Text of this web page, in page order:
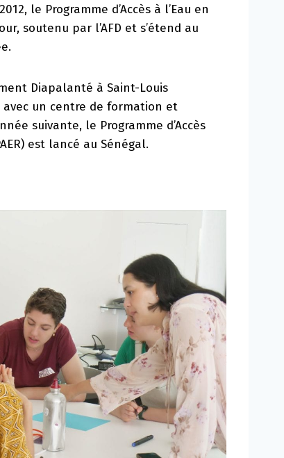
le Programme d’Accès à l’Eau en
soutenu par l’AFD et s’étend au
Diapalanté à Saint-Louis
un centre de formation et
suivante, le Programme d’Accès
est lancé au Sénégal.